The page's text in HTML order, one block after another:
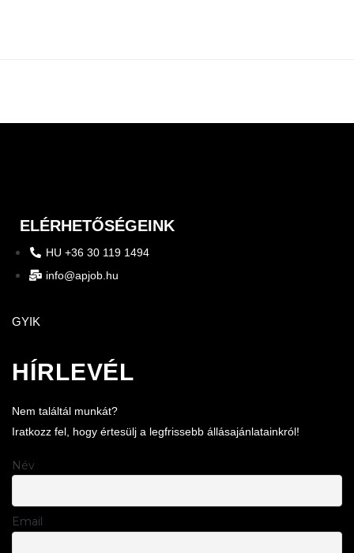
ELÉRHETŐSÉGEINK
HU +36 30 119 1494
info@apjob.hu
GYIK
HÍRLEVÉL
Nem találtál munkát?
Iratkozz fel, hogy értesülj a legfrissebb állásajánlatainkról!
Név
Email